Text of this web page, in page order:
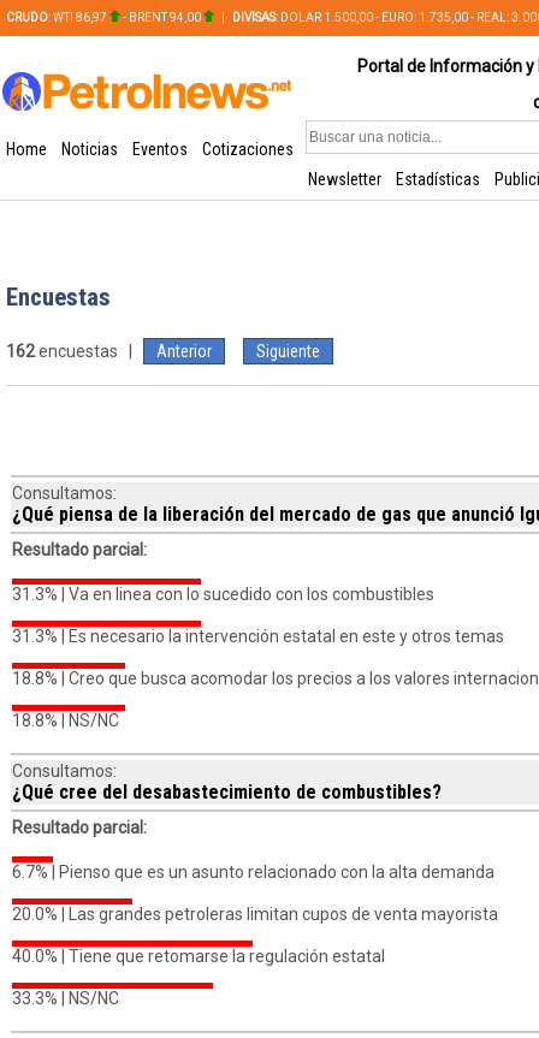
CRUDO: WTI 86,97 - BRENT 94,00 DIVISAS: DOLAR 1.500,00 - EURO: 1.735,00 - REAL:
Portal de Información
Home Noticias Eventos
Cotizaciones
Newsletter
Estadísticas
Encuestas
162encuestas | Anterior Siguiente
Consultamos:
¿Qué piensa de la liberación del mercado de gas que anunció
Resultado parcial:
31.3% | Va en linea con lo sucedido con los combustibles
31.3% | Es necesario la intervención estatal en este y otros temas
18.8% | Creo que busca acomodar los precios a los valores
18.8% | NS/NC
Consultamos:
¿Qué cree del desabastecimiento de combustibles?
Resultado parcial:
6.7% | Pienso que es un asunto relacionado con la alta demanda
20.0% | Las grandes petroleras limitan cupos de venta mayorista
40.0% | Tiene que retomarse la regulación estatal
33.3% | NS/NC